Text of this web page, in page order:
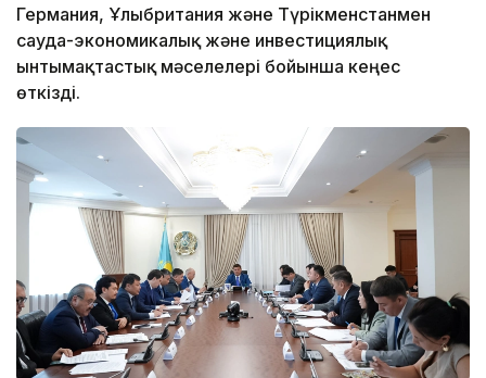
Германия, Ұлыбритания және Түрікменстанмен
сауда-экономикалық және инвестициялық
ынтымақтастық мәселелері бойынша кеңес
өткізді.